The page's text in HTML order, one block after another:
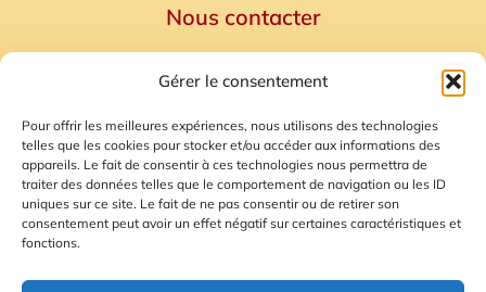
Gérer le consentement
Pour offrir les meilleures expériences, nous utilisons des technologies
telles que les cookies pour stocker et/ou accéder aux informations des
appareils. Le fait de consentir à ces technologies nous permettra de
traiter des données telles que le comportement de navigation ou les ID
uniques sur ce site. Le fait de ne pas consentir ou de retirer son
consentement peut avoir un effet négatif sur certaines caractéristiques et
fonctions.
Nous contacter
Mentions Légales
Plan du site
Gestion des Cookies